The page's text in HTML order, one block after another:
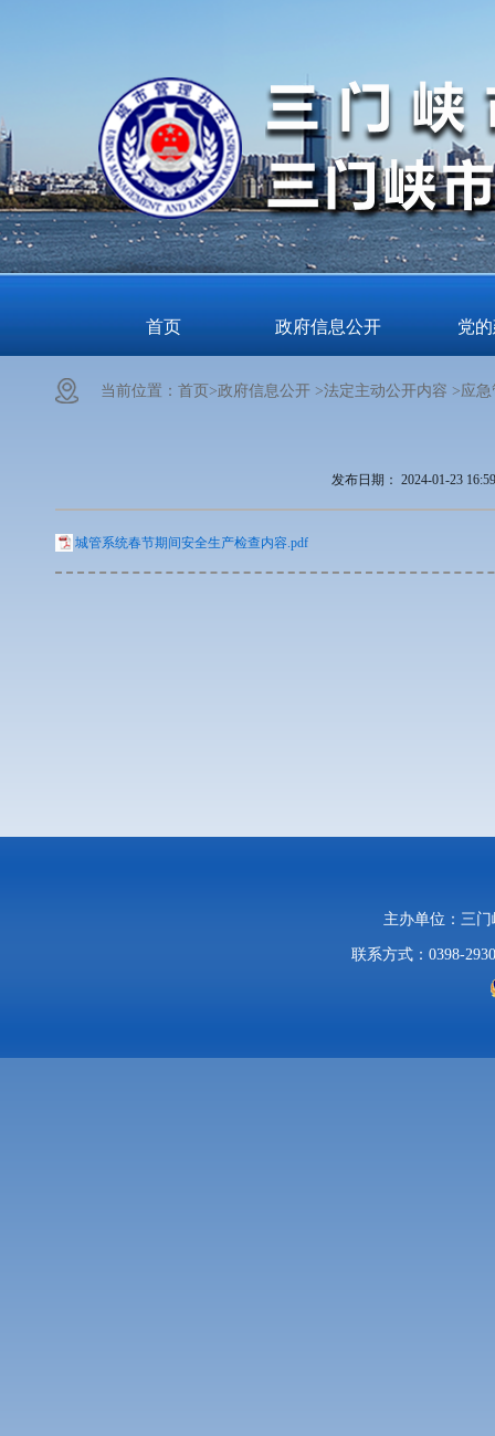
首页 政府信息公开 党
当前位置： 首页>政府信息公开 >法定主动公开内容 >应
发布日期： 2024-01-23 16:59
城管系统春节期间安全生产检查内容.pdf
主办单位：三
联系方式：0398-